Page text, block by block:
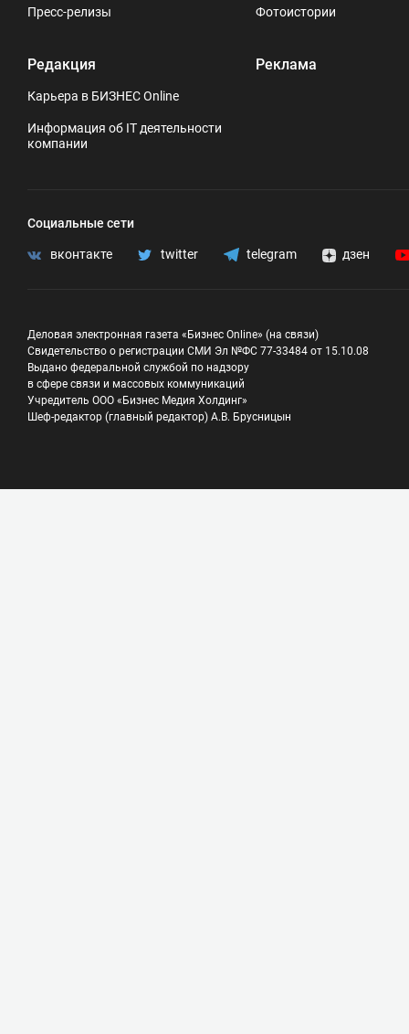
Пресс-релизы
Редакция
Карьера в БИЗНЕС Online
Информация об IT деятельности
компании
Фотоистории
Реклама
Социальные сети
вконтакте twitter telegram дзен
Деловая электронная газета «Бизнес Online» (на связи)
Свидетельство о регистрации СМИ Эл №ФС 77-33484 от 15.10.08
Выдано федеральной службой по надзору
в сфере связи и массовых коммуникаций
Учредитель ООО «Бизнес Медия Холдинг»
Шеф-редактор (главный редактор) А.В. Брусницын